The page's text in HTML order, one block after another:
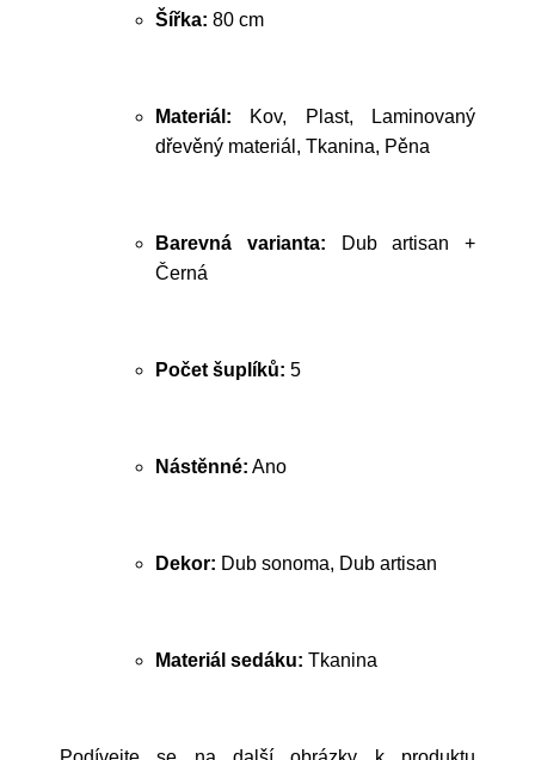
Šířka: 80 cm
Materiál: Kov, Plast, Laminovaný
dřevěný materiál, Tkanina, Pěna
Barevná varianta: Dub artisan +
Černá
Počet šuplíků: 5
Nástěnné: Ano
Dekor: Dub sonoma, Dub artisan
Materiál sedáku: Tkanina